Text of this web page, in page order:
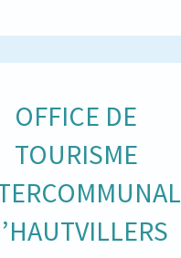
OFFICE DE
TOURISME